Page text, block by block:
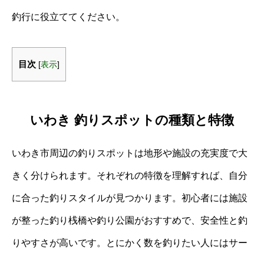
釣行に役立ててください。
目次 [表示]
いわき 釣りスポットの種類と特徴
いわき市周辺の釣りスポットは地形や施設の充実度で大
きく分けられます。それぞれの特徴を理解すれば、自分
に合った釣りスタイルが見つかります。初心者には施設
が整った釣り桟橋や釣り公園がおすすめで、安全性と釣
りやすさが高いです。とにかく数を釣りたい人にはサー